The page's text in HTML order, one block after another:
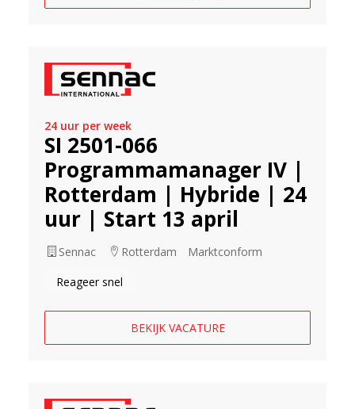
24 uur per week
SI 2501-066
Programmamanager IV |
Rotterdam | Hybride | 24
uur | Start 13 april
Sennac Rotterdam
Marktconform
Reageer snel
BEKIJK VACATURE